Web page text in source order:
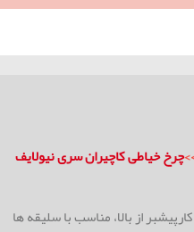
چرخ خیاطی کاچیران سری نیولایف